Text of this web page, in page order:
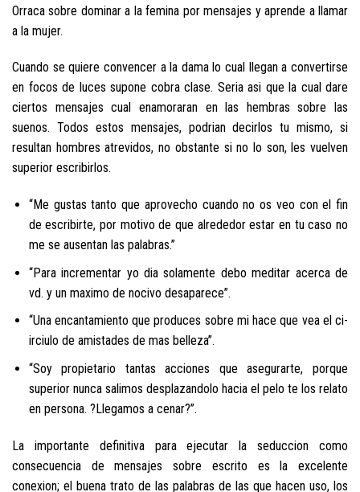
Orraca sobre dominar a la femina por mensajes y aprende a llamar
a la mujer.
Cuando se quiere convencer a la dama lo cual llegan a convertirse
en focos de luces supone cobra clase. Seri­a asi que la cual dare
ciertos mensajes cual enamoraran en las hembras sobre las
suenos. Todos estos mensajes, podrian decirlos tu mismo, si
resultan hombres atrevidos, no obstante si no lo son, les vuelven
superior escribirlos.
“Me gustas tanto que aprovecho cuando no os veo con el fin
de escribirte, por motivo de que alrededor estar en tu caso no
me se ausentan las palabras.”
“Para incrementar yo dia solamente debo meditar acerca de
vd. y un maximo de nocivo desaparece”.
“Una encantamiento que produces sobre mi hace que vea el ci­
irciulo de amistades de mas belleza”.
“Soy propietario tantas acciones que asegurarte, porque
superior nunca salimos desplazandolo hacia el pelo te los relato
en persona. ?Llegamos a cenar?”.
La importante definitiva para ejecutar la seduccion como
consecuencia de mensajes sobre escrito es la excelente
conexion; el buena trato de las palabras de las que hacen uso, los